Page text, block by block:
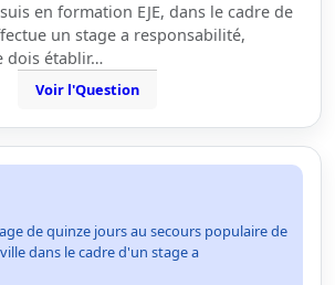
en formation EJE, dans le cadre de
un stage a responsabilité,
dois établir…
Voir l'Question
de quinze jours au secours populaire de
dans le cadre d'un stage a